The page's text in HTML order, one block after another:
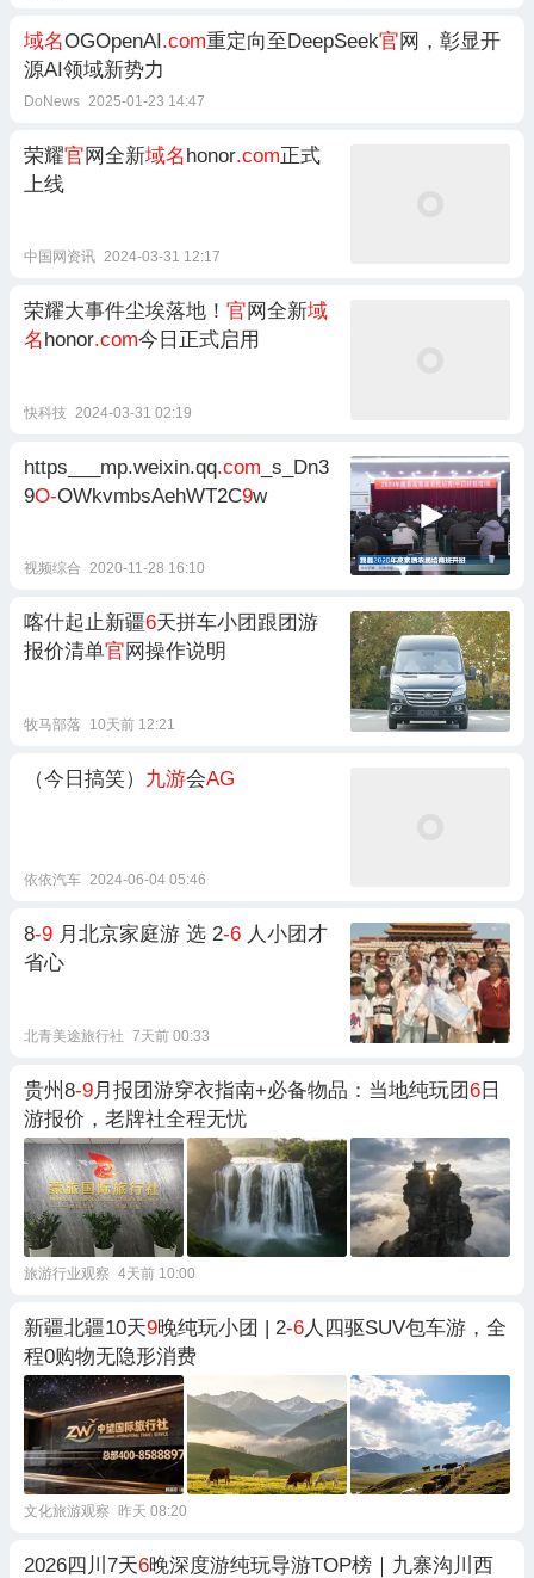
域名OGOpenAI.com重定向至DeepSeek官网，彰显开
源AI领域新势力
DoNews 2025-01-23 14:47
荣耀官网全新域名honor.com正式
上线
中国网资讯 2024-03-31 12:17
荣耀大事件尘埃落地！ 官网全新域
名 honor.com今日正式启用
快科技 2024-03-31 02:19
https___mp.weixin.qq.com _s_Dn3
9O-OWkvmbsAehWT2C9w
视频综合 2020-11-28 16:10
喀什起止新疆6天拼车小团跟团游
报价清单官网操作说明
牧马部落 10天前 12:21
（今日搞笑） 九游会AG
依依汽车 2024-06-04 05:46
8-9 月北京家庭游 选 2-6 人小团才
省心
北青美途旅行社 7天前 00:33
贵州8-9月报团游穿衣指南+必备物品：当地纯玩团6 日
游报价，老牌社全程无忧
旅游行业观察 4天前 10:00
新疆北疆10天9晚纯玩小团 | 2-6 人四驱SUV包车游，全
程0购物无隐形消费
文化旅游观察 昨天 08:20
2026四川7天6晚深度游纯玩导游TOP榜｜九寨沟川西